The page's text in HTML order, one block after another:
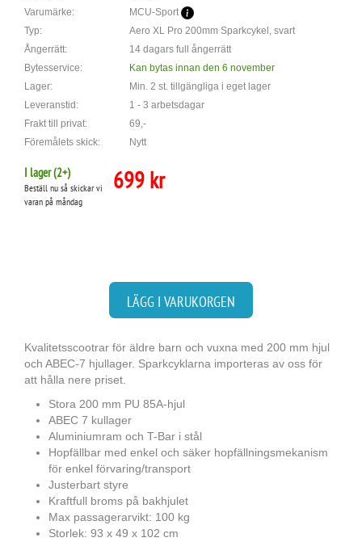
Varumärke:
MCU-Sport
Typ:
Aero XL Pro 200mm Sparkcykel, svart
Ångerrätt:
14 dagars full ångerrätt
Bytesservice:
Kan bytas innan den 6 november
Lager:
Min. 2 st. tillgängliga i eget lager
Leveranstid:
1 - 3 arbetsdagar
Frakt till privat:
69,-
Föremålets skick:
Nytt
I lager (2+)
Beställ nu så skickar vi
varan på måndag
699 kr
LÄGG I VARUKORGEN
Kvalitetsscootrar för äldre barn och vuxna med 200 mm hjul
och ABEC-7 hjullager. Sparkcyklarna importeras av oss för
att hålla nere priset.
Stora 200 mm PU 85A-hjul
ABEC 7 kullager
Aluminiumram och T-Bar i stål
Hopfällbar med enkel och säker hopfällningsmekanism
för enkel förvaring/transport
Justerbart styre
Kraftfull broms på bakhjulet
Max passagerarvikt: 100 kg
Storlek: 93 x 49 x 102 cm